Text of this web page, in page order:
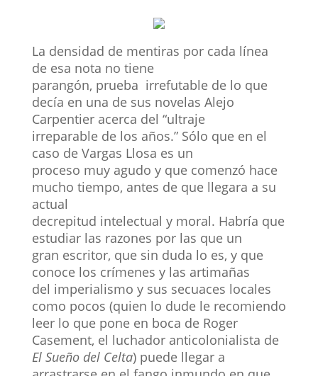
La densidad de mentiras por cada línea
de esa nota no tiene
parangón, prueba irrefutable de lo que
decía en una de sus novelas Alejo
Carpentier acerca del “ultraje
irreparable de los años.” Sólo que en el
caso de Vargas Llosa es un
proceso muy agudo y que comenzó hace
mucho tiempo, antes de que llegara a su
actual
decrepitud intelectual y moral. Habría que
estudiar las razones por las que un
gran escritor, que sin duda lo es, y que
conoce los crímenes y las artimañas
del imperialismo y sus secuaces locales
como pocos (quien lo dude le recomiendo
leer lo que pone en boca de Roger
Casement, el luchador anticolonialista de
El Sueño del Celta) puede llegar a